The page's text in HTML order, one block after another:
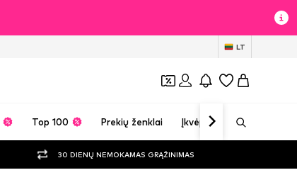
LT
Top 100 Prekių ženklai Įkvėpimas
30 DIENŲ NEMOKAMAS GRĄŽINIMAS